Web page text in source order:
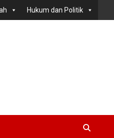
Hukum dan Politik